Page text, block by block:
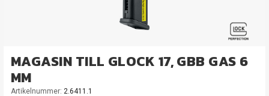
MAGASIN TILL GLOCK 17, GBB GAS 6
MM
Artikelnummer: 2.6411.1